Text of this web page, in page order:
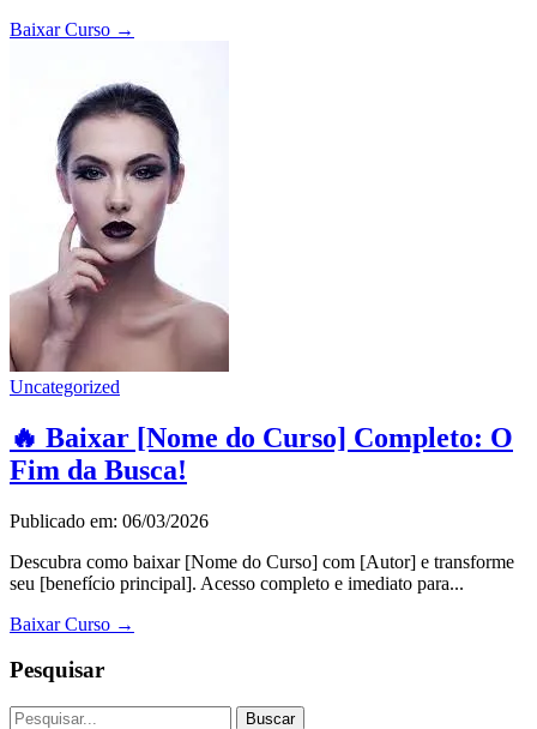
Baixar Curso →
Uncategorized
🔥 Baixar [Nome do Curso] Completo: O
Fim da Busca!
Publicado em: 06/03/2026
Descubra como baixar [Nome do Curso] com [Autor] e transforme
seu [benefício principal]. Acesso completo e imediato para...
Baixar Curso →
Pesquisar
Buscar